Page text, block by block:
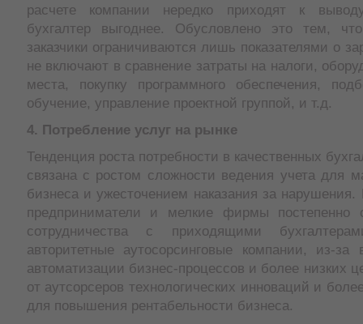
расчете компании нередко приходят к
бухгалтер выгоднее. Обусловлено это тем,
заказчики ограничиваются лишь показателями о
не включают в сравнение затраты на налоги,
места, покупку программного обеспечения,
обучение, управление проектной группой, и т.д.
4. Потребление услуг на рынке
Тенденция роста потребности в качественных
связана с ростом сложности ведения учета для
бизнеса и ужесточением наказания за
предприниматели и мелкие фирмы постепенно
сотрудничества с приходящими
авторитетные аутосорсинговые компании, из-за
автоматизации бизнес-процессов и более низких
от аутсорсеров технологических инноваций и
для повышения рентабельности бизнеса.